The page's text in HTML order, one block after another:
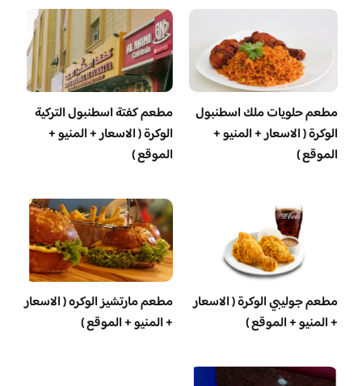
‏مطعم حلويات ملك اسطنبول
الوكرة ( الاسعار + المنيو +
الموقع )
مطعم كفتة اسطنبول التركية
الوكرة ( الاسعار + المنيو +
الموقع )
مطعم جوليبي الوكرة ( الاسعار
+ المنيو + الموقع )
مطعم مارتشيز الوكره ( الاسعار
+ المنيو + الموقع )